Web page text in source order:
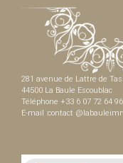
281 avenue de Lattre de
44500 La Baule Escoublac
Téléphone +33 6 07 72 64 96
E-mail :contact